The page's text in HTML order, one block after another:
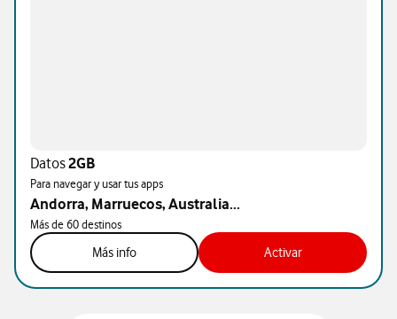
Datos2GB
Para navegar y usar tus apps
Andorra, Marruecos, Australia...
Más de 60 destinos
Más info Activar